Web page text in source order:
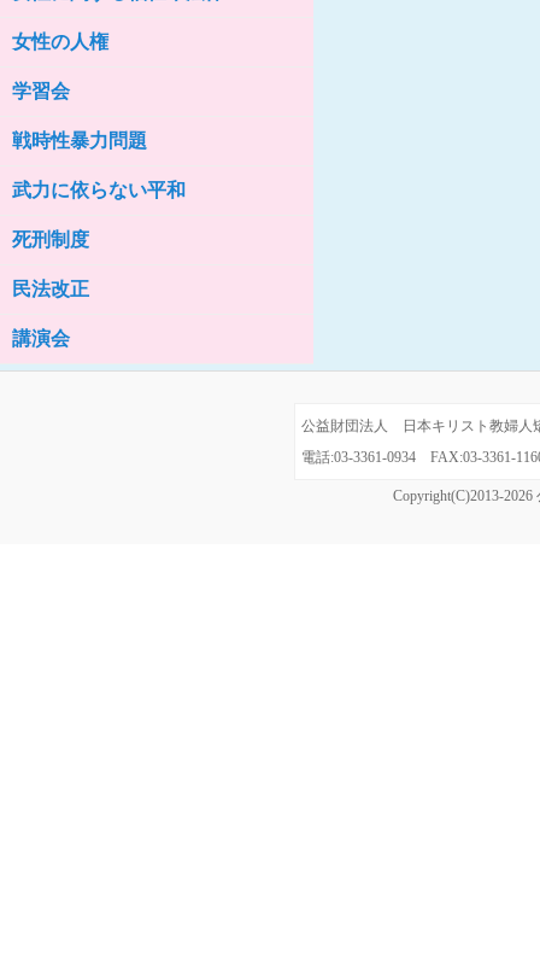
女性の人権
学習会
戦時性暴力問題
武力に依らない平和
死刑制度
民法改正
講演会
公益財団法人 日本キリスト教婦
電話:03-3361-0934 FAX:03-
Copyright(C)2013-